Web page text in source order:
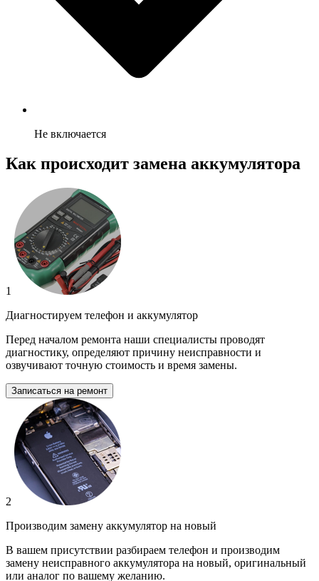
Не включается
Как происходит замена аккумулятора
1
Диагностируем телефон и аккумулятор
Перед началом ремонта наши специалисты проводят
диагностику, определяют причину неисправности и
озвучивают точную стоимость и время замены.
Записаться на ремонт
2
Производим замену аккумулятор на новый
В вашем присутствии разбираем телефон и производим
замену неисправного аккумулятора на новый, оригинальный
или аналог по вашему желанию.